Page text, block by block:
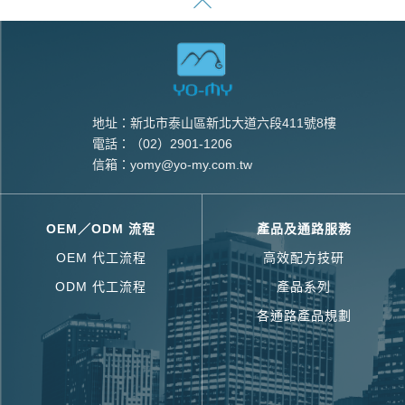
地址：新北市泰山區新北大道六段411號8樓
電話：
（02）2901-1206
信箱： yomy@yo-my.com.tw
OEM／ODM 流程
OEM 代工流程
ODM 代工流程
產品及通路服務
高效配方技研
產品系列
各通路產品規劃